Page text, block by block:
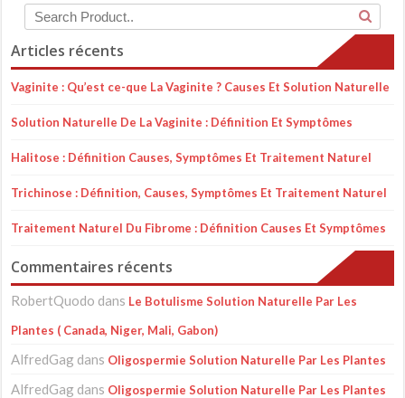
Articles récents
Vaginite : Qu’est ce-que La Vaginite ? Causes Et Solution Naturelle
Solution Naturelle De La Vaginite : Définition Et Symptômes
Halitose : Définition Causes, Symptômes Et Traitement Naturel
Trichinose : Définition, Causes, Symptômes Et Traitement Naturel
Traitement Naturel Du Fibrome : Définition Causes Et Symptômes
Commentaires récents
RobertQuodo dans Le Botulisme Solution Naturelle Par Les
Plantes ( Canada, Niger, Mali, Gabon)
AlfredGag dans Oligospermie Solution Naturelle Par Les Plantes
AlfredGag dans Oligospermie Solution Naturelle Par Les Plantes